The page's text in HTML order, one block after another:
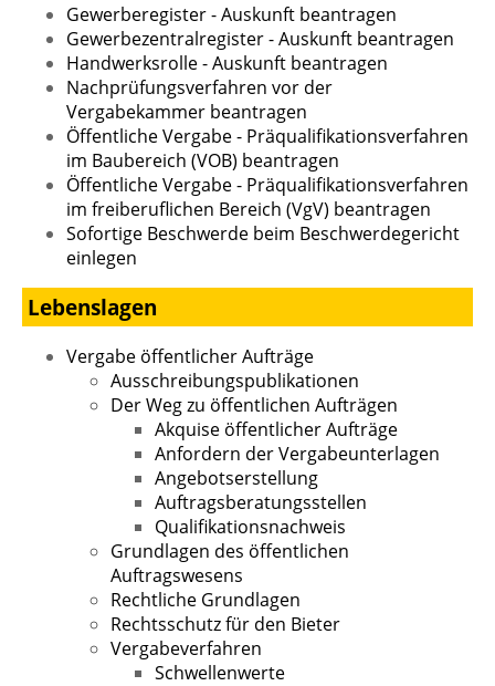
Gewerberegister - Auskunft beantragen
Gewerbezentralregister - Auskunft beantragen
Handwerksrolle - Auskunft beantragen
Nachprüfungsverfahren vor der
Vergabekammer beantragen
Öffentliche Vergabe - Präqualifikationsverfahren
im Baubereich (VOB) beantragen
Öffentliche Vergabe - Präqualifikationsverfahren
im freiberuflichen Bereich (VgV) beantragen
Sofortige Beschwerde beim Beschwerdegericht
einlegen
Lebenslagen
Vergabe öffentlicher Aufträge
Ausschreibungspublikationen
Der Weg zu öffentlichen Aufträgen
Akquise öffentlicher Aufträge
Anfordern der Vergabeunterlagen
Angebotserstellung
Auftragsberatungsstellen
Qualifikationsnachweis
Grundlagen des öffentlichen
Auftragswesens
Rechtliche Grundlagen
Rechtsschutz für den Bieter
Vergabeverfahren
Schwellenwerte